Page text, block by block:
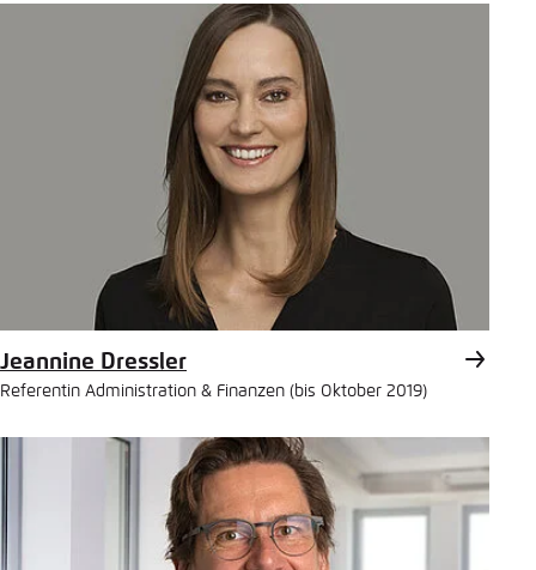
Jeannine Dressler
Referentin Administration & Finanzen (bis Oktober 2019)